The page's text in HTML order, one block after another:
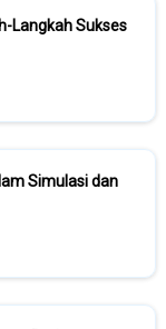
Langkah Sukses
Simulasi dan